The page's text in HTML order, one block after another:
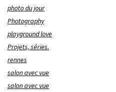
photo du jour
Photography
playground love
Projets, séries.
rennes
salon avec vue
salon avec vue